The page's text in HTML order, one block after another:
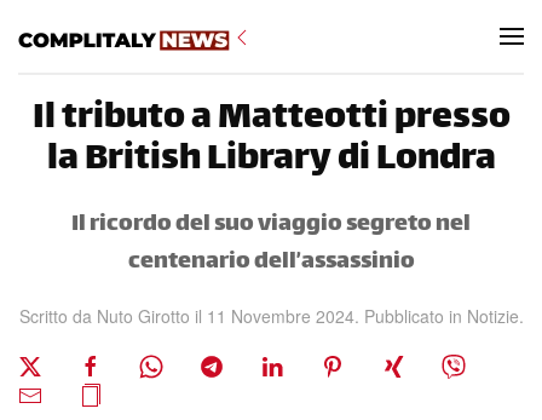
Il tributo a Matteotti presso
la British Library di Londra
Il ricordo del suo viaggio segreto nel
centenario dell’assassinio
Scritto da Nuto Girotto il 11 Novembre 2024. Pubblicato in Notizie.